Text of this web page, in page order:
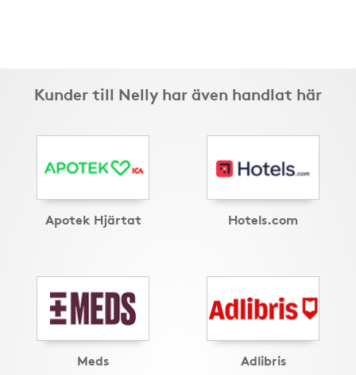
Kunder till Nelly har även handlat här
Apotek Hjärtat Hotels.com
Meds Adlibris